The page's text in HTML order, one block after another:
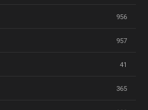
956
957
41
365